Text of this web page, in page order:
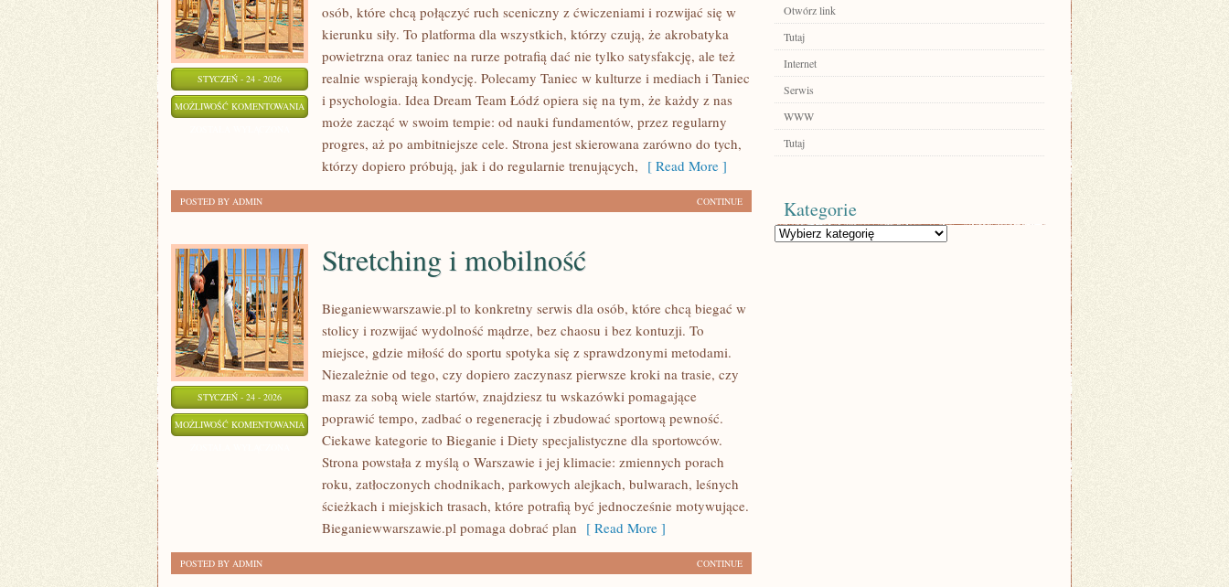
STYCZEŃ - 24 - 2026
MOŻLIWOŚĆ KOMENTOWANIA TANIEC
osób, które chcą połączyć ruch sceniczny z ćwiczeniami i rozwijać się w
kierunku siły. To platforma dla wszystkich, którzy czują, że akrobatyka
powietrzna oraz taniec na rurze potrafią dać nie tylko satysfakcję, ale też
realnie wspierają kondycję. Polecamy Taniec w kulturze i mediach i Taniec
i psychologia. Idea Dream Team Łódź opiera się na tym, że każdy z nas
może zacząć w swoim tempie: od nauki fundamentów, przez regularny
progres, aż po ambitniejsze cele. Strona jest skierowana zarówno do tych,
którzy dopiero próbują, jak i do regularnie trenujących, [ Read More ]
CONTINUE
POSTED BY ADMIN
STYCZEŃ - 24 - 2026
MOŻLIWOŚĆ KOMENTOWANIA STRETCHING
MOBILNOŚĆ
Stretching i mobilność
Bieganiewwarszawie.pl to konkretny serwis dla osób, które chcą biegać w
stolicy i rozwijać wydolność mądrze, bez chaosu i bez kontuzji. To
miejsce, gdzie miłość do sportu spotyka się z sprawdzonymi metodami.
Niezależnie od tego, czy dopiero zaczynasz pierwsze kroki na trasie, czy
masz za sobą wiele startów, znajdziesz tu wskazówki pomagające
poprawić tempo, zadbać o regenerację i zbudować sportową pewność.
Ciekawe kategorie to Bieganie i Diety specjalistyczne dla sportowców.
Strona powstała z myślą o Warszawie i jej klimacie: zmiennych porach
roku, zatłoczonych chodnikach, parkowych alejkach, bulwarach, leśnych
ścieżkach i miejskich trasach, które potrafią być jednocześnie motywujące.
Bieganiewwarszawie.pl pomaga dobrać plan [ Read More ]
CONTINUE
POSTED BY ADMIN
Otwórz link
Tutaj
Internet
Serwis
WWW
Tutaj
Kategorie
Kategorie